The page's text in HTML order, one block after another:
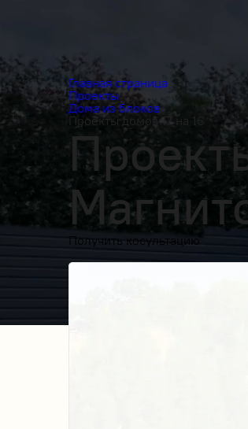
Главная страница
Проекты
Дома из блоков
Проекты домов 17 на 16
Получить косультацию